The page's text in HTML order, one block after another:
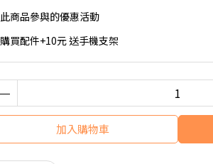
此商品參與的優惠活動
購買配件+10元 送手機支架
加入購物車